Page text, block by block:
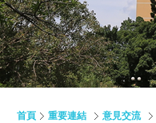
首頁 重要連結 意見交流